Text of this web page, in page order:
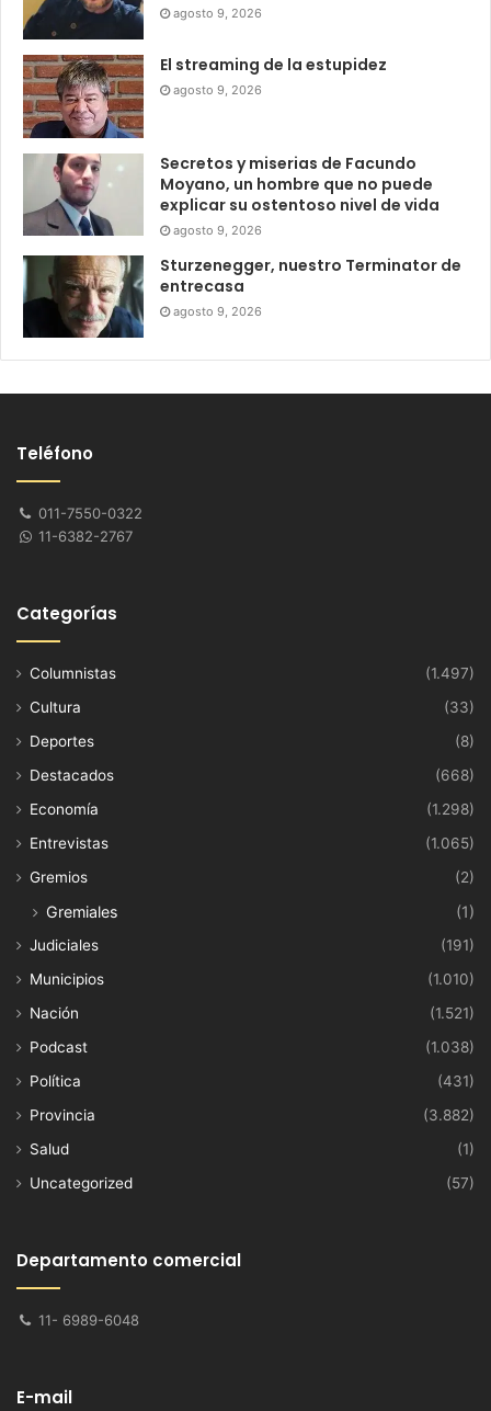
agosto 9, 2026
El streaming de la estupidez
agosto 9, 2026
Secretos y miserias de Facundo
Moyano, un hombre que no puede
explicar su ostentoso nivel de vida
agosto 9, 2026
Sturzenegger, nuestro Terminator de
entrecasa
agosto 9, 2026
Teléfono
011-7550-0322
11-6382-2767
Categorías
Columnistas
(1.497)
Cultura
(33)
Deportes
(8)
Destacados
(668)
Economía
(1.298)
Entrevistas
(1.065)
Gremios
(2)
Gremiales (1)
Judiciales
(191)
Municipios
(1.010)
Nación
(1.521)
Podcast
(1.038)
Política
(431)
Provincia
(3.882)
Salud
(1)
Uncategorized
(57)
Departamento comercial
11- 6989-6048
E-mail